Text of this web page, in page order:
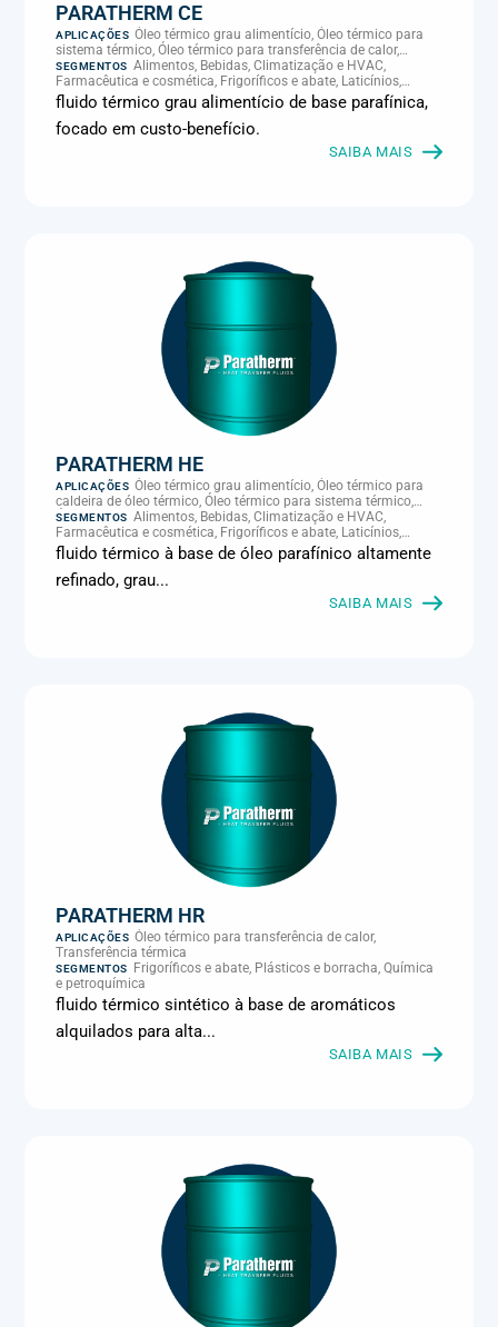
PARATHERM CE
APLICAÇÕES Óleo térmico grau alimentício, Óleo térmico para
sistema térmico, Óleo térmico para transferência de calor,
Transferência térmica
SEGMENTOS Alimentos, Bebidas, Climatização e HVAC,
Farmacêutica e cosmética, Frigoríficos e abate, Laticínios,
Panificação, Plásticos e borracha, Química e petroquímica,
Supermercados e refrigeração comercial
fluido térmico grau alimentício de base parafínica,
focado em custo-benefício.
SAIBA MAIS
PARATHERM HE
APLICAÇÕES Óleo térmico grau alimentício, Óleo térmico para
caldeira de óleo térmico, Óleo térmico para sistema térmico,
Óleo térmico para transferência de calor, Transferência térmica
SEGMENTOS Alimentos, Bebidas, Climatização e HVAC,
Farmacêutica e cosmética, Frigoríficos e abate, Laticínios,
Panificação, Química e petroquímica, Supermercados e
refrigeração comercial
fluido térmico à base de óleo parafínico altamente
refinado, grau...
SAIBA MAIS
PARATHERM HR
APLICAÇÕES Óleo térmico para transferência de calor,
Transferência térmica
SEGMENTOS
Frigoríficos e abate, Plásticos e borracha, Química
e petroquímica
fluido térmico sintético à base de aromáticos
alquilados para alta...
SAIBA MAIS